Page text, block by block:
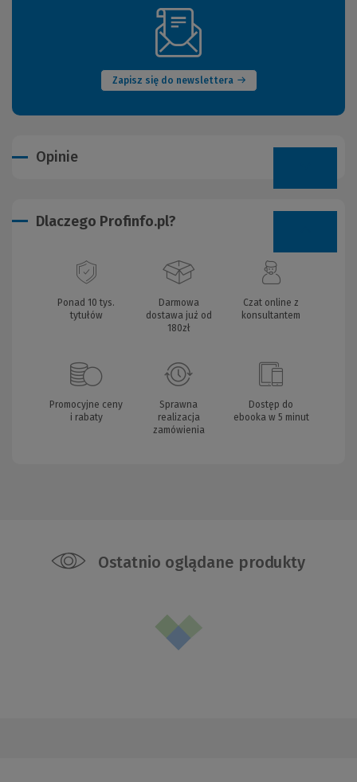
Zapisz się do newslettera
(Nowe
okno)
Opinie
Dlaczego Profinfo.pl?
Ponad 10 tys.
tytułów
Darmowa
dostawa już od
180zł
Czat online z
konsultantem
Promocyjne ceny
i rabaty
Sprawna
realizacja
zamówienia
Dostęp do
ebooka w 5 minut
Ostatnio oglądane produkty